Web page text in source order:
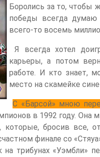
Боролись за то, чтобы
победы всегда думаю
всего-то восемь
Я всегда хотел
карьеры, а потом
работе. И кто знает,
место на скамейке
С «Барсой» мною
в 1992 году. Она
которые, бросив все,
финале со
трибунах «Уэмбли»